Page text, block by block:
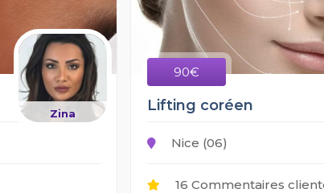
Zina
90€
Lifting coréen
Nice (06)
16 Commentaires